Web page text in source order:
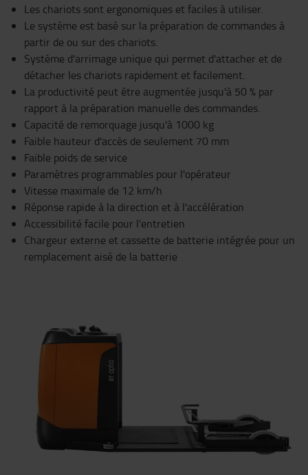
Les chariots sont ergonomiques et faciles à utiliser.
Le système est basé sur la préparation de commandes à
partir de ou sur des chariots.
Système d'arrimage unique qui permet d'attacher et de
détacher les chariots rapidement et facilement.
La productivité peut être augmentée jusqu'à 50 % par
rapport à la préparation manuelle des commandes.
Capacité de remorquage jusqu'à 1000 kg
Faible hauteur d'accès de seulement 70 mm
Faible poids de service
Paramètres programmables pour l'opérateur
Vitesse maximale de 12 km/h
Réponse rapide à la direction et à l'accélération
Accessibilité facile pour l'entretien
Chargeur externe et cassette de batterie intégrée pour un
remplacement aisé de la batterie